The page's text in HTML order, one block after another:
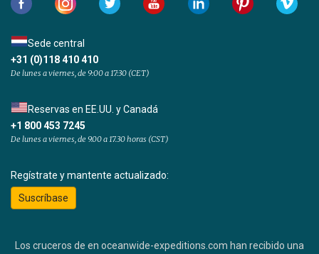
Sede central
+31 (0)118 410 410
De lunes a viernes, de 9:00 a 17:30 (CET)
Reservas en EE.UU. y Canadá
+1 800 453 7245
De lunes a viernes, de 9.00 a 17.30 horas (CST)
Regístrate y mantente actualizado:
Suscríbase
Los cruceros de en oceanwide-expeditions.com han recibido una